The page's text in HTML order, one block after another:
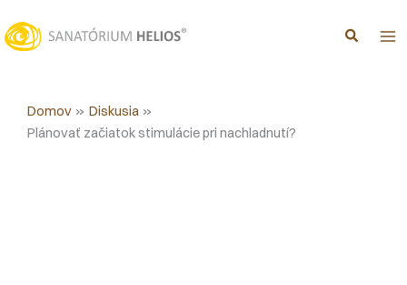
na
obsah
Domov
Diskusia
Plánovať začiatok stimulácie pri nachladnutí?